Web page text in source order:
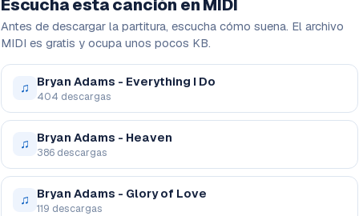
Escucha esta canción en MIDI
Antes de descargar la partitura, escucha cómo suena. El archivo
MIDI es gratis y ocupa unos pocos KB.
♫ Bryan Adams - Everything I Do
404 descargas
♫ Bryan Adams - Heaven
386 descargas
♫ Bryan Adams - Glory of Love
119 descargas